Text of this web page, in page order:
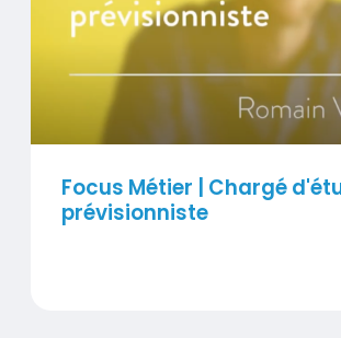
Visuel
​​​Focus Métier | Chargé
prévisionniste